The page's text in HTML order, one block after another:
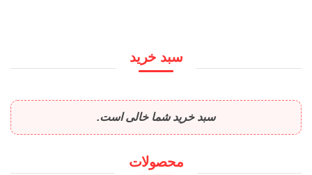
سبد خرید
سبد خرید شما خالی است.
محصولات